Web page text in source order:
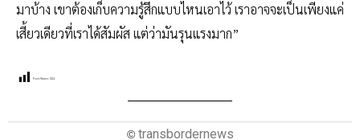
มาบ้าง เขาต้องเก็บความรู้สึกแบบไหนเอาไว้ เราอาจจะเป็นเพียงแค่
เสี้ยวเดียวที่เราได้สัมผัส แต่ว่ามันรุนแรงมาก”
Post Views: 552
© transbordernews